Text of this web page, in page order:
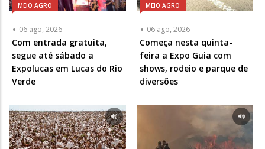
MEIO AGRO
06 ago, 2026
Com entrada gratuita,
segue até sábado a
Expolucas em Lucas do Rio
Verde
MEIO AGRO
06 ago, 2026
Começa nesta quinta-
feira a Expo Guia com
shows, rodeio e parque de
diversões